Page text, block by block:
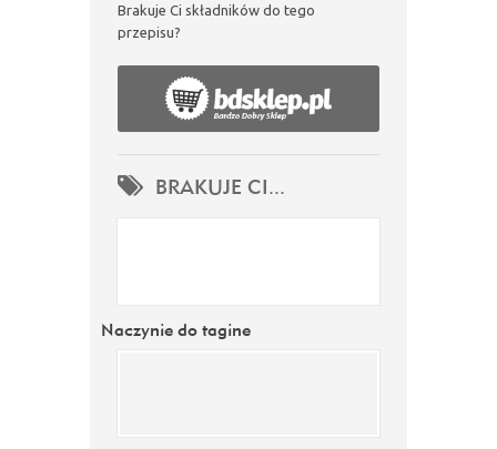
Brakuje Ci składników do tego
przepisu?
BRAKUJE CI...
Naczynie do tagine